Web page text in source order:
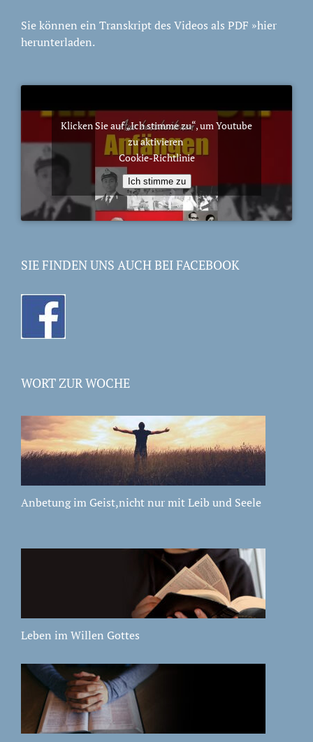
Sie können ein Transkript des Videos als PDF »hier
herunterladen.
Klicken Sie auf „Ich stimme zu“, um Youtube
zu aktivieren
Cookie-Richtlinie
Ich stimme zu
SIE FINDEN UNS AUCH BEI FACEBOOK
WORT ZUR WOCHE
Anbetung im Geist,nicht nur mit Leib und Seele
Leben im Willen Gottes